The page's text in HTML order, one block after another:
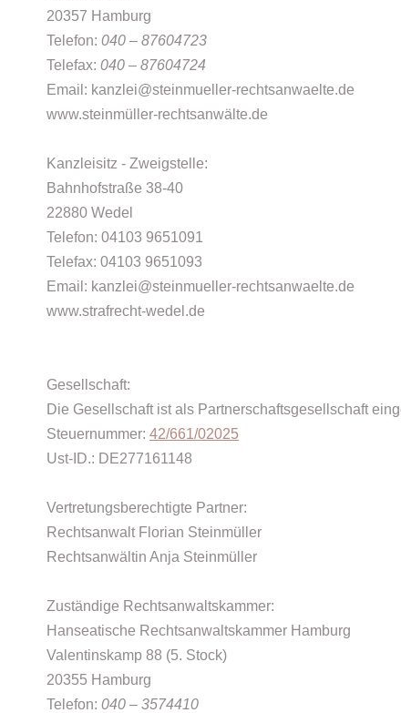
20357 Hamburg
Telefon: 040 – 87604723
Telefax: 040 – 87604724
Email: kanzlei@steinmueller-rechtsanwaelte.de
www.steinmüller-rechtsanwälte.de
Kanzleisitz - Zweigstelle:
Bahnhofstraße 38-40
22880 Wedel
Telefon: 04103 9651091
Telefax: 04103 9651093
Email: kanzlei@steinmueller-rechtsanwaelte.de
www.strafrecht-wedel.de
Gesellschaft:
Die Gesellschaft ist als Partnerschaftsgesellschaft
Steuernummer: 42/661/02025
Ust-ID.: DE277161148
Vertretungsberechtigte Partner:
Rechtsanwalt Florian Steinmüller
Rechtsanwältin Anja Steinmüller
Zuständige Rechtsanwaltskammer:
Hanseatische Rechtsanwaltskammer Hamburg
Valentinskamp 88 (5. Stock)
20355 Hamburg
Telefon: 040 – 3574410